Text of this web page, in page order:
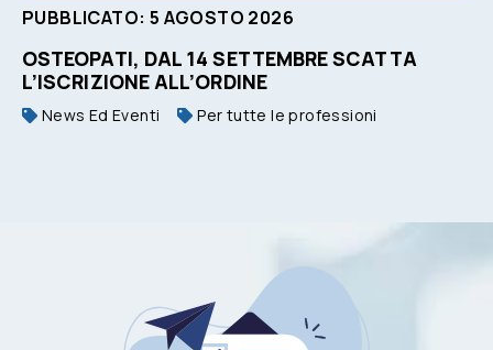
PUBBLICATO: 5 AGOSTO 2026
OSTEOPATI, DAL 14 SETTEMBRE SCATTA
L’ISCRIZIONE ALL’ORDINE
News Ed Eventi Per tutte le professioni